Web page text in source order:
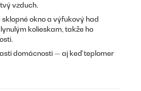
vzduch.
okno a výfukový had
kolieskam, takže ho
domácnosti — aj keď teplomer